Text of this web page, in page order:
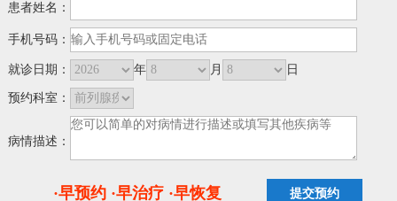
患者姓名：
手机号码：
就诊日期： 年 月 日
预约科室：
病情描述：
·早预约 ·早治疗 ·早恢复